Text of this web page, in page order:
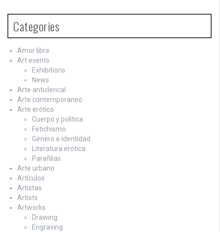
n
Categories
Amor libre
Art events
Exhibitions
News
Arte anticlerical
Arte contemporaneo
Arte erótico
Cuerpo y política
Fetichismo
Género e identidad
Literatura erótica
Parafilias
Arte urbano
Artículos
Artistas
Artists
Artworks
Drawing
Engraving